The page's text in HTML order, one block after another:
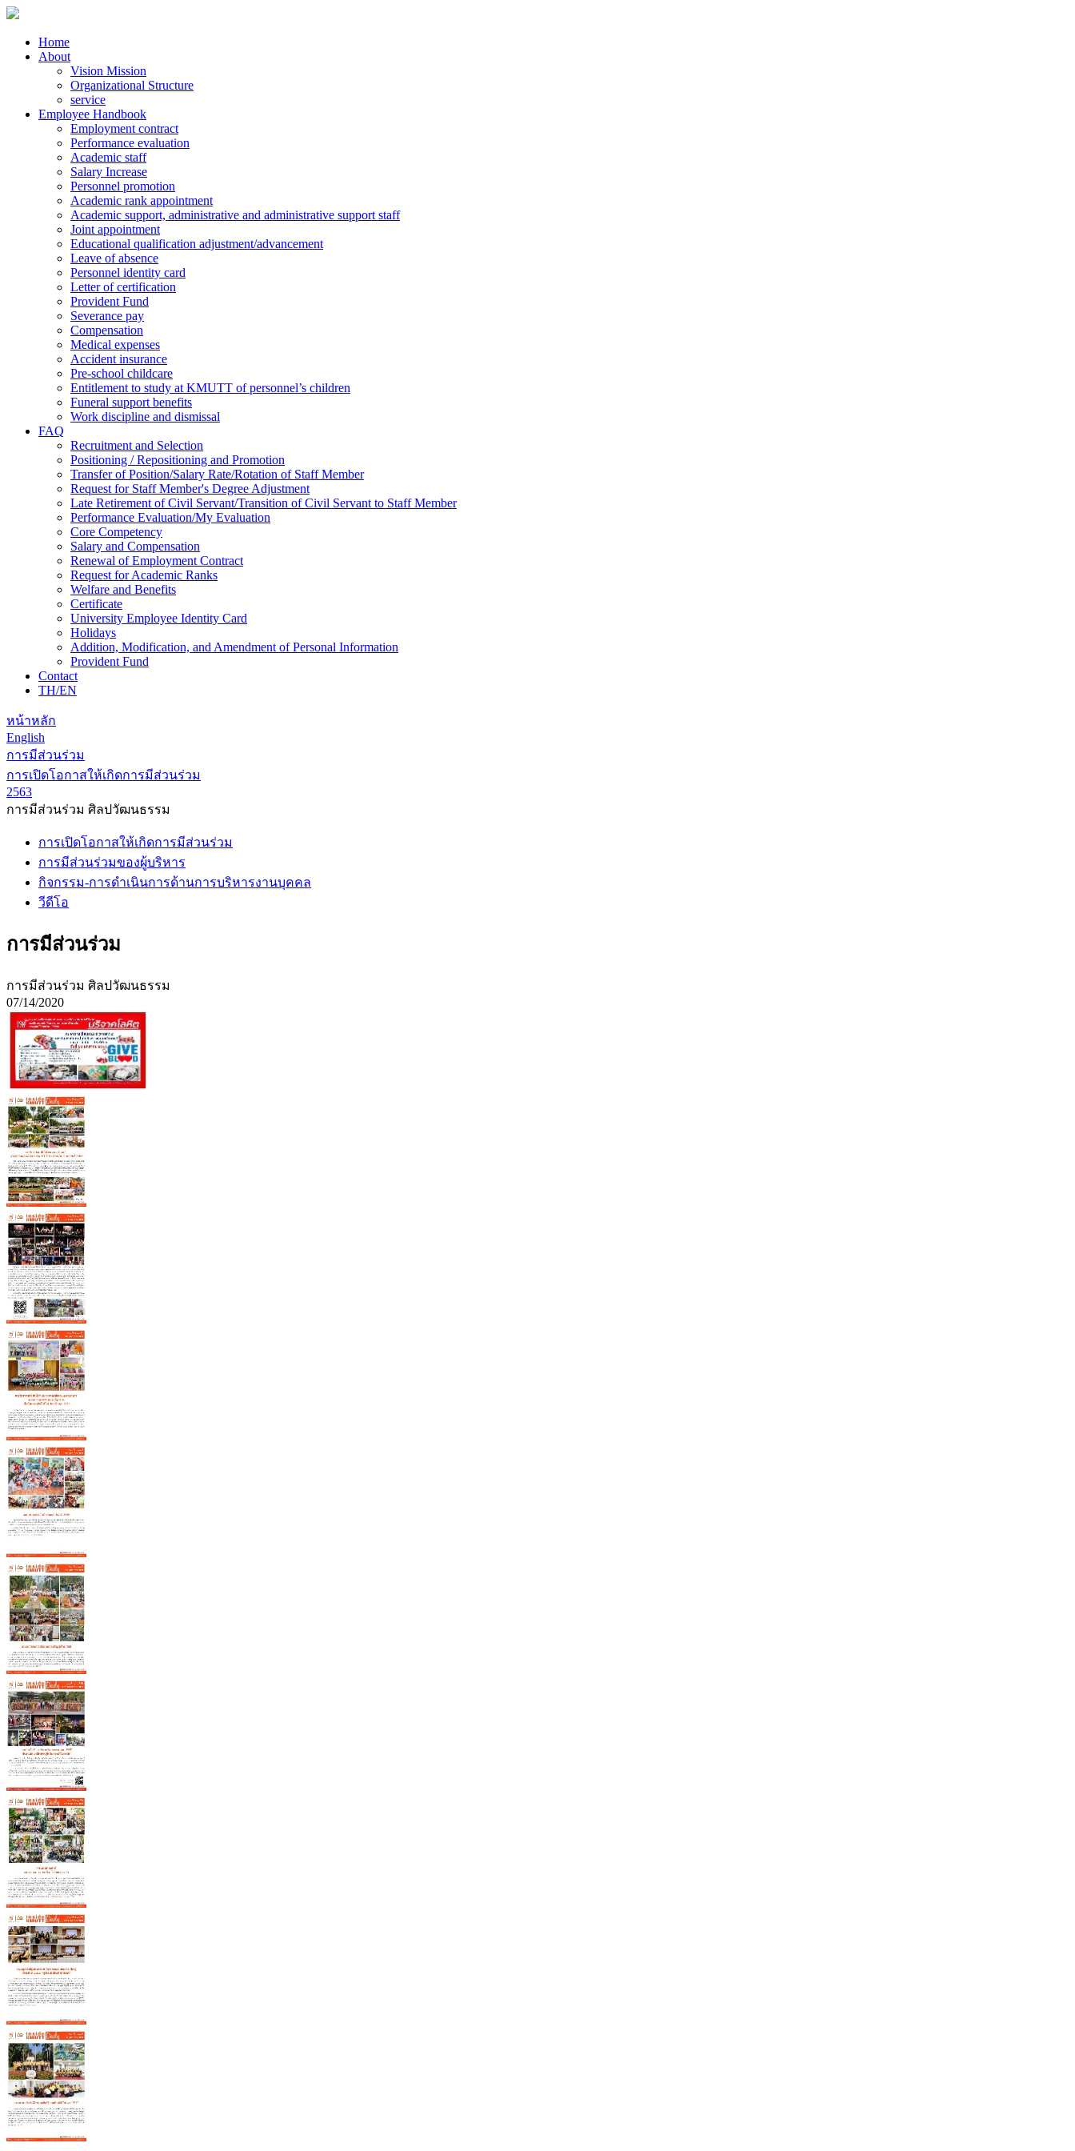
Home
About
Vision Mission
Organizational Structure
service
Employee Handbook
Employment contract
Performance evaluation
Academic staff
Salary Increase
Personnel promotion
Academic rank appointment
Academic support, administrative and administrative support staff
Joint appointment
Educational qualification adjustment/advancement
Leave of absence
Personnel identity card
Letter of certification
Provident Fund
Severance pay
Compensation
Medical expenses
Accident insurance
Pre-school childcare
Entitlement to study at KMUTT of personnel’s children
Funeral support benefits
Work discipline and dismissal
FAQ
Recruitment and Selection
Positioning / Repositioning and Promotion
Transfer of Position/Salary Rate/Rotation of Staff Member
Request for Staff Member's Degree Adjustment
Late Retirement of Civil Servant/Transition of Civil Servant to Staff Member
Performance Evaluation/My Evaluation
Core Competency
Salary and Compensation
Renewal of Employment Contract
Request for Academic Ranks
Welfare and Benefits
Certificate
University Employee Identity Card
Holidays
Addition, Modification, and Amendment of Personal Information
Provident Fund
Contact
TH/EN
หน้าหลัก
English
การมีส่วนร่วม
การเปิดโอกาสให้เกิดการมีส่วนร่วม
2563
การมีส่วนร่วม ศิลปวัฒนธรรม
การเปิดโอกาสให้เกิดการมีส่วนร่วม
การมีส่วนร่วมของผู้บริหาร
กิจกรรม-การดำเนินการด้านการบริหารงานบุคคล
วีดีโอ
การมีส่วนร่วม
การมีส่วนร่วม ศิลปวัฒนธรรม
07/14/2020